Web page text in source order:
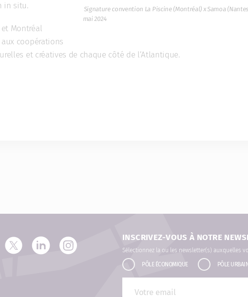
Signature convention La Piscine (Montréal) x Samoa
mai 2024
in situ.
Montréal
coopérations
et créatives de chaque côté de l’Atlantique.
INSCRIVEZ-VOUS À NOTRE
Sélectionnez la ou les newsletter(s) auxquelles
PÔLE ÉCONOMIQUE PÔLE URBAIN